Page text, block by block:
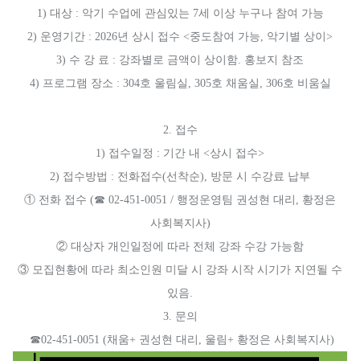
1) 대상 : 악기 수업에 관심있는 7세 이상 누구나 참여 가능
2) 운영기간 : 2026년 상시 접수 <중도참여 가능, 악기별 상이>
3) 수 강 료 : 강좌별로 금액이 상이함. 홍보지 참조
4) 프로그램 장소 : 304호 울림실, 305호 채움실, 306호 비움실
2. 접수
1) 접수일정 : 기간 내 <상시 접수>
2) 접수방법 : 전화접수(선착순), 방문 시 수강료 납부
① 전화 접수 (☎ 02-451-0051 / 행정운영팀 권성현 대리, 황정은
사회복지사)
② 대상자 개인일정에 따라 전체 강좌 수강 가능함
③ 모집현황에 따라 최소인원 미달 시 강좌 시작 시기가 지연될 수
있음.
3. 문의
☎02-451-0051 (채움+ 권성현 대리, 울림+ 황정은 사회복지사)